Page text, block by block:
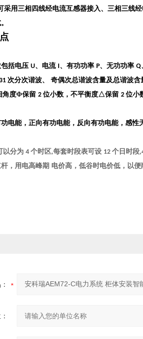
采用三相四线经电流互感器接入、三相三线
括电压 U、电流 I、有功功率 P、无功功率 Q
次分次谐波、 奇偶次总谐波含量及总谐波含
角度Φ保留 2 位小数，不平衡度△保留 2 位小
电能，正向有功电能，反向有功电能，感性
以分为 4 个时区,每套时段表可设 12 个日时段
，用电高峰期 电价高，低谷时电价低，以